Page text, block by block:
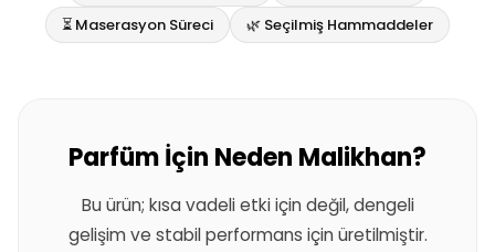
⏳ Maserasyon Süreci
🌿 Seçilmiş Hammaddeler
Parfüm İçin Neden Malikhan?
Bu ürün; kısa vadeli etki için değil, dengeli
gelişim ve stabil performans için üretilmiştir.